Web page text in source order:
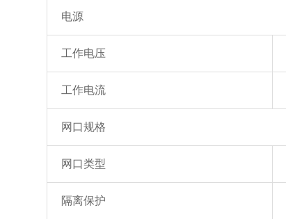
电源
工作电压
工作电流
网口规格
网口类型
隔离保护